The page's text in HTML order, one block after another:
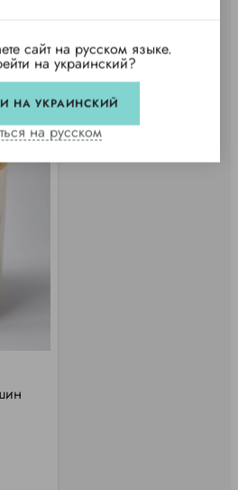
сайт на русском языке.
на украинский?
НА УКРАИНСКИЙ
на русском